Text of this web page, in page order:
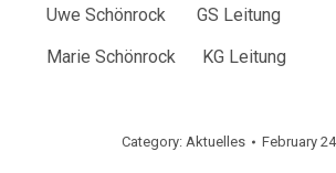
Uwe Schönrock GS Leitung
Marie Schönrock KG Leitung
Category: Aktuelles February